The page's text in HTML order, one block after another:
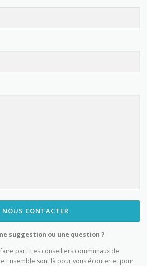
suggestion ou une question ?
faire part. Les conseillers communaux de
Ensemble sont là pour vous écouter et pour